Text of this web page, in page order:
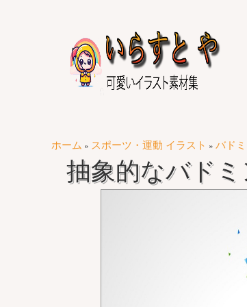
ホーム » スポーツ・運動 イラスト » バド
抽象的なバド